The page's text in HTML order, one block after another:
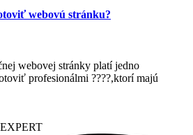
webovú stránku?
webovej stránky platí jedno
profesionálmi ????,ktorí majú